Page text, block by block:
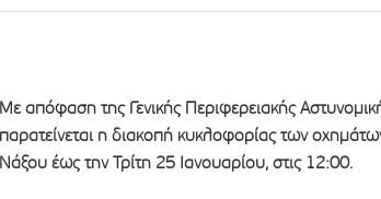
Με απόφαση της Γενικής Περιφερειακής
παρατείνεται η διακοπή κυκλοφορίας των
Νάξου έως την Τρίτη 25 Ιανουαρίου, στις 12:00.